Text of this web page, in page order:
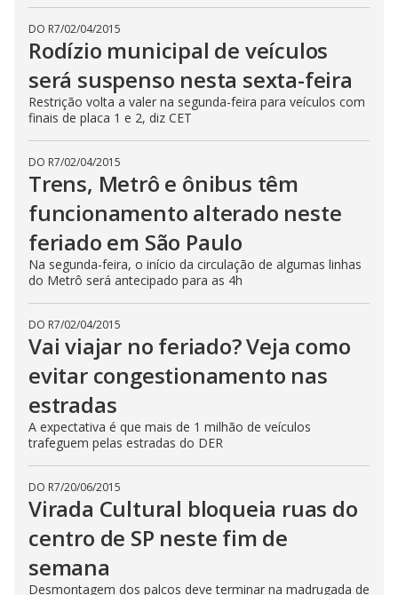
DO R7/02/04/2015
Rodízio municipal de veículos
será suspenso nesta sexta-feira
Restrição volta a valer na segunda-feira para veículos com
finais de placa 1 e 2, diz CET
DO R7/02/04/2015
Trens, Metrô e ônibus têm
funcionamento alterado neste
feriado em São Paulo
Na segunda-feira, o início da circulação de algumas linhas
do Metrô será antecipado para as 4h
DO R7/02/04/2015
Vai viajar no feriado? Veja como
evitar congestionamento nas
estradas
A expectativa é que mais de 1 milhão de veículos
trafeguem pelas estradas do DER
DO R7/20/06/2015
Virada Cultural bloqueia ruas do
centro de SP neste fim de
semana
Desmontagem dos palcos deve terminar na madrugada de